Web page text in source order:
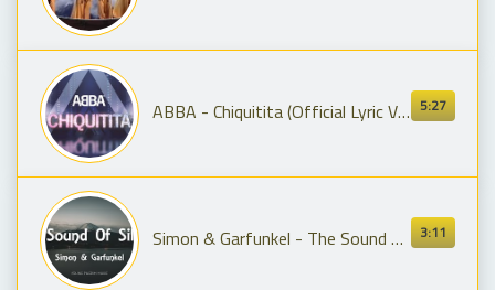
5:27
ABBA - Chiquitita (Official Lyric Video)
3:11
Simon & Garfunkel - The Sound Of Silence (Lyrics)